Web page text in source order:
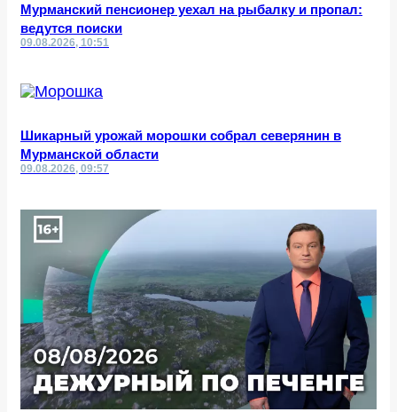
Мурманский пенсионер уехал на рыбалку и пропал:
ведутся поиски
09.08.2026, 10:51
Шикарный урожай морошки собрал северянин в
Мурманской области
09.08.2026, 09:57